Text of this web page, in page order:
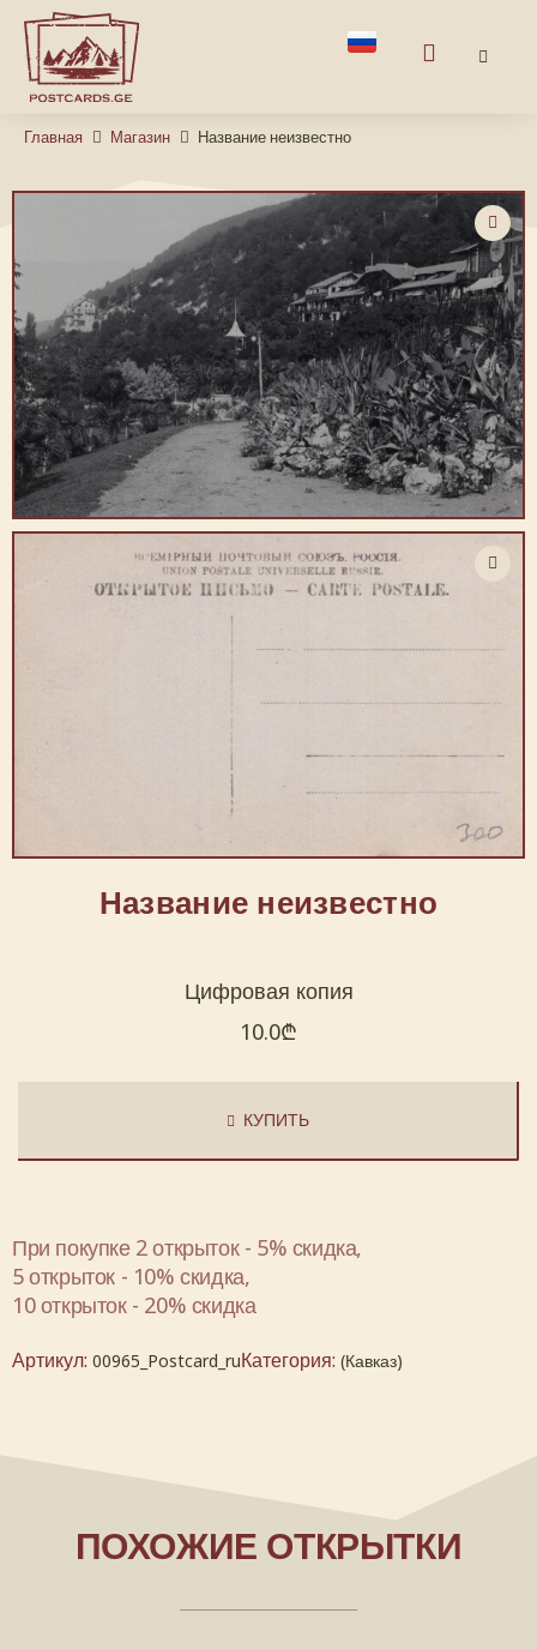
Главная Магазин Название неизвестно
Название неизвестно
Цифровая копия
10.0₾
КУПИТЬ
При покупке 2 открыток - 5% скидка,
5 открыток - 10% скидка,
10 открыток - 20% скидка
Артикул: 00965_Postcard_ruКатегория: (Кавказ)
ПОХОЖИЕ ОТКРЫТКИ